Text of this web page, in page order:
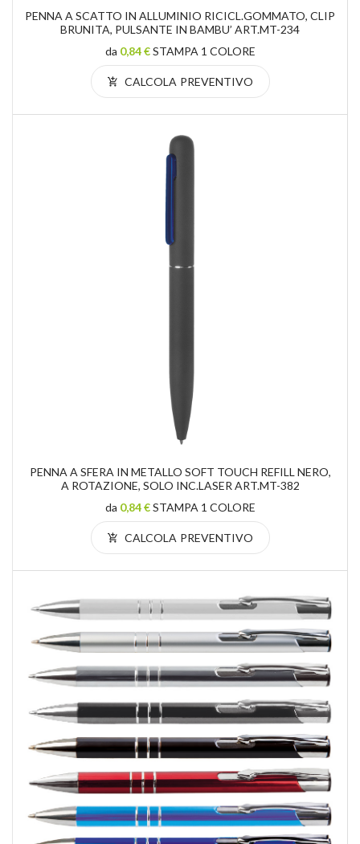
PENNA A SCATTO IN ALLUMINIO RICICL.GOMMATO, CLIP
BRUNITA, PULSANTE IN BAMBU’ ART.MT-234
da 0,84 €STAMPA 1 COLORE
CALCOLA PREVENTIVO
PENNA A SFERA IN METALLO SOFT TOUCH REFILL NERO,
A ROTAZIONE, SOLO INC.LASER ART.MT-382
da 0,84 €STAMPA 1 COLORE
CALCOLA PREVENTIVO